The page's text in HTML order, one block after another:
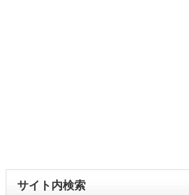
サイト内検索